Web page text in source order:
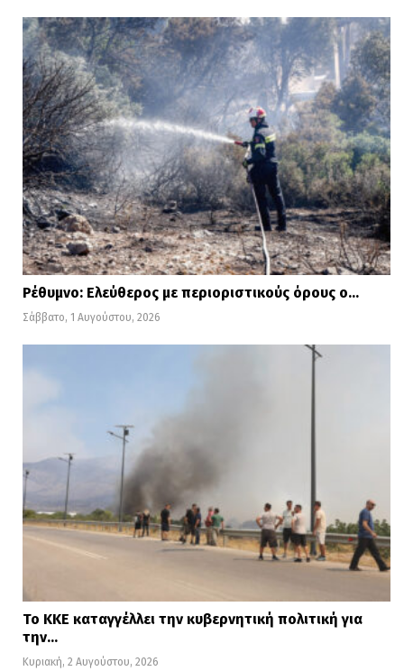
Ρέθυμνο: Ελεύθερος με περιοριστικούς όρους ο…
Σάββατο, 1 Αυγούστου, 2026
Το ΚΚΕ καταγγέλλει την κυβερνητική πολιτική για
την…
Κυριακή, 2 Αυγούστου, 2026